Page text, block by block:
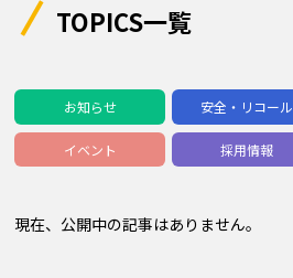
TOPICS一覧
お知らせ 安全・リコール
イベント 採用情報
現在、公開中の記事はありません。